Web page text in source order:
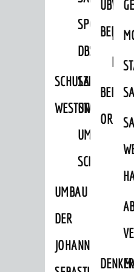
SPORTHALLE
DBS
SCHULZENTRUM
WESTSTADT
SANIERUNG-
UND
CHLOSS
UMBAU
DER
JOHANN-
ÜBER